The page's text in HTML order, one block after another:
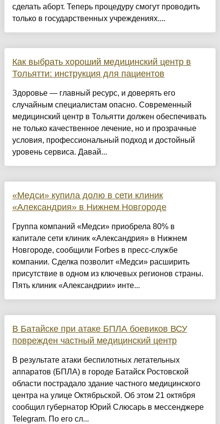
сделать аборт. Теперь процедуру смогут проводить
только в государственных учреждениях....
Как выбрать хороший медицинский центр в
Тольятти: инструкция для пациентов
Здоровье — главный ресурс, и доверять его
случайным специалистам опасно. Современный
медицинский центр в Тольятти должен обеспечивать
не только качественное лечение, но и прозрачные
условия, профессиональный подход и достойный
уровень сервиса. Давай...
«Медси» купила долю в сети клиник
«Александрия» в Нижнем Новгороде
Группа компаний «Медси» приобрела 80% в
капитале сети клиник «Александрия» в Нижнем
Новгороде, сообщили Forbes в пресс-службе
компании. Сделка позволит «Медси» расширить
присутствие в одном из ключевых регионов страны.
Пять клиник «Александрии» инте...
В Батайске при атаке БПЛА боевиков ВСУ
поврежден частный медицинский центр
В результате атаки беспилотных летательных
аппаратов (БПЛА) в городе Батайск Ростовской
области пострадало здание частного медицинского
центра на улице Октябрьской. Об этом 21 октября
сообщил губернатор Юрий Слюсарь в мессенджере
Telegram. По его сл...